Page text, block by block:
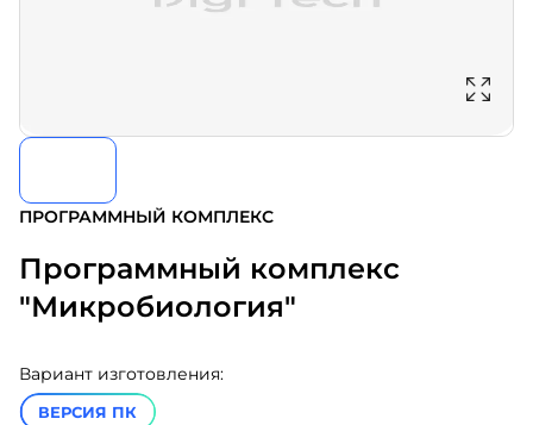
ПРОГРАММНЫЙ КОМПЛЕКС
Программный комплекс
"Микробиология"
Вариант изготовления:
ВЕРСИЯ ПК